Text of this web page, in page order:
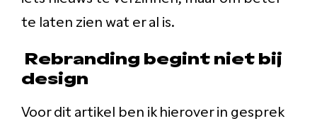
te laten zien wat er al is.
Rebranding begint niet bij
design
Voor dit artikel ben ik hierover in gesprek